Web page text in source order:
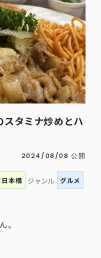
タミナ炒めとハ
2024/08/08 公開
本橋 ジャンル グルメ
。